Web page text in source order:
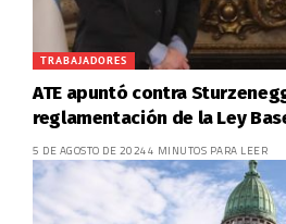
TRABAJADORES
ATE apuntó contra
reglamentación de la Ley
5 DE AGOSTO DE 20244 MINUTOS PARA LEER